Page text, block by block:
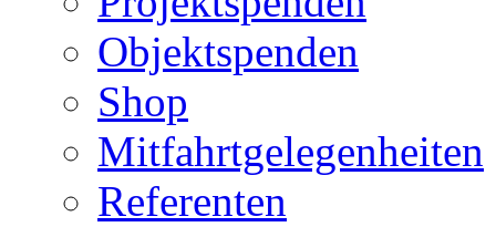
Objektspenden
Shop
Mitfahrtgelegenheiten
Referenten